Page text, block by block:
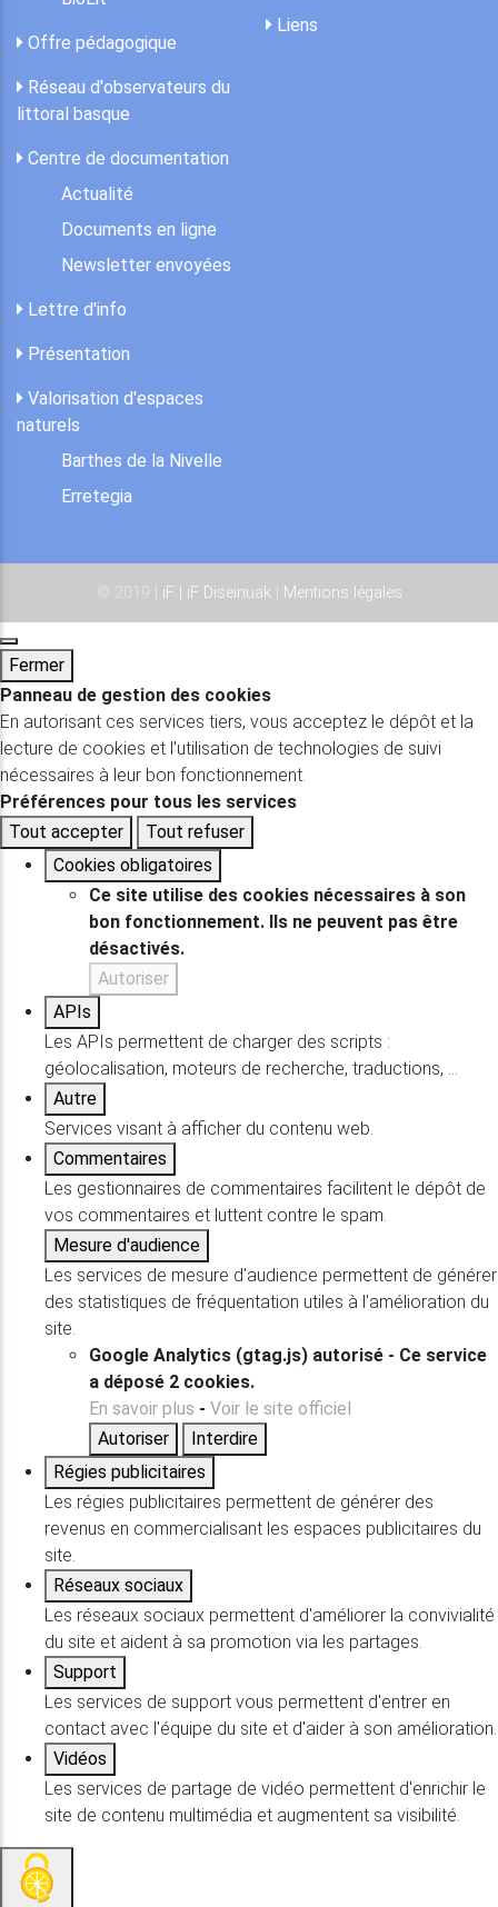
Offre pédagogique
Réseau d'observateurs du
littoral basque
Centre de documentation
Actualité
Documents en ligne
Newsletter envoyées
Lettre d'info
Présentation
Valorisation d'espaces
naturels
Barthes de la Nivelle
Erretegia
Liens
© 2019 | iF | iF Diseinuak Mentions légales
Fermer
Panneau de gestion des cookies
En autorisant ces services tiers, vous acceptez le dépôt et la
lecture de cookies et l'utilisation de technologies de suivi
nécessaires à leur bon fonctionnement.
Préférences pour tous les services
Tout accepter
Tout refuser
Cookies obligatoires
Ce site utilise des cookies nécessaires à son
bon fonctionnement. Ils ne peuvent pas être
désactivés.
Autoriser
APIs
Les APIs permettent de charger des scripts :
géolocalisation, moteurs de recherche, traductions, ...
Autre
Services visant à afficher du contenu web.
Commentaires
Les gestionnaires de commentaires facilitent le dépôt de
vos commentaires et luttent contre le spam.
Mesure d'audience
Les services de mesure d'audience permettent de générer
des statistiques de fréquentation utiles à l'amélioration du
site.
Google Analytics (gtag.js) autorisé - Ce service
a déposé 2 cookies.
En savoir plus - Voir le site officiel
Autoriser
Interdire
Régies publicitaires
Les régies publicitaires permettent de générer des
revenus en commercialisant les espaces publicitaires du
site.
Réseaux sociaux
Les réseaux sociaux permettent d'améliorer la convivialité
du site et aident à sa promotion via les partages.
Support
Les services de support vous permettent d'entrer en
contact avec l'équipe du site et d'aider à son amélioration.
Vidéos
Les services de partage de vidéo permettent d'enrichir le
site de contenu multimédia et augmentent sa visibilité.